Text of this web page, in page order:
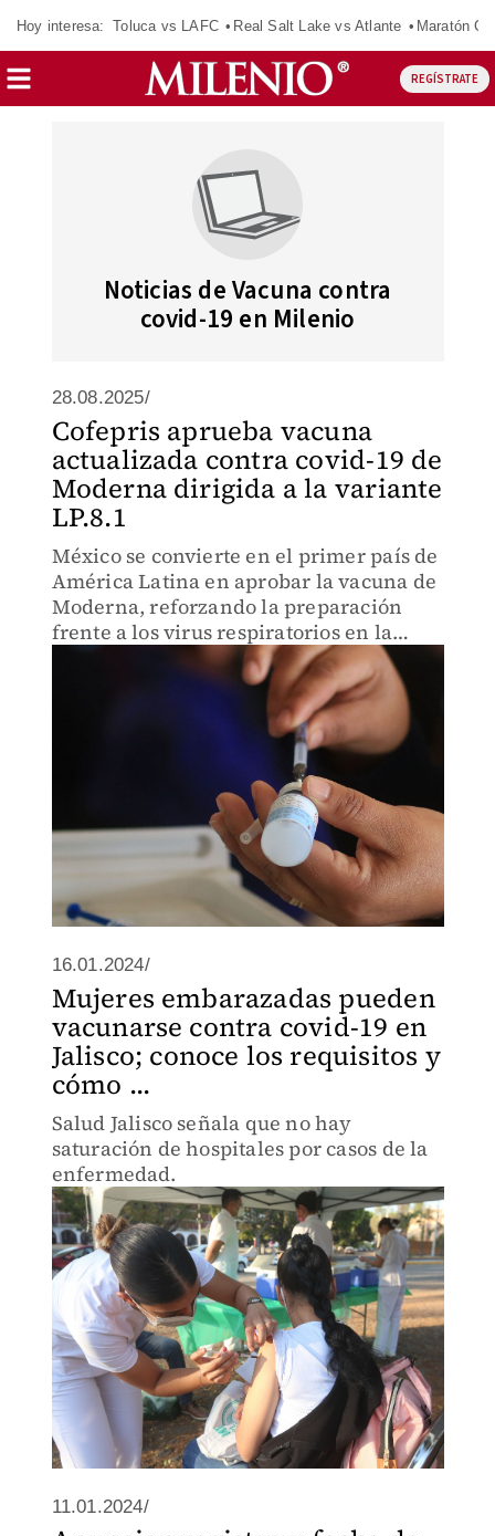
Hoy interesa: Toluca vs LAFC Real Salt Lake vs Atlante Maratón
REGÍSTRATE
Noticias de Vacuna contra
covid-19 en Milenio
28.08.2025/
Cofepris aprueba vacuna
actualizada contra covid-19 de
Moderna dirigida a la variante
LP.8.1
México se convierte en el primer país de
América Latina en aprobar la vacuna de
Moderna, reforzando la preparación
frente a los virus respiratorios en la
temporada invernal.
16.01.2024/
Mujeres embarazadas pueden
vacunarse contra covid-19 en
Jalisco; conoce los requisitos y
cómo ...
Salud Jalisco señala que no hay
saturación de hospitales por casos de la
enfermedad.
11.01.2024/